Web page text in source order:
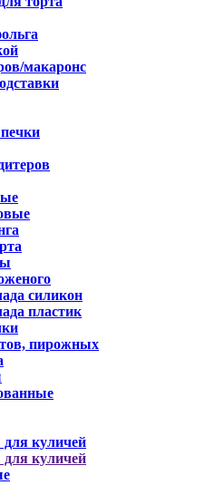
макаронс
силикон
пластик
пирожных
куличей
куличей